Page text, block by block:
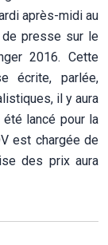
après-midi au
de presse sur le
2016. Cette
écrite, parlée,
il y aura
lancé pour la
est chargée de
des prix aura